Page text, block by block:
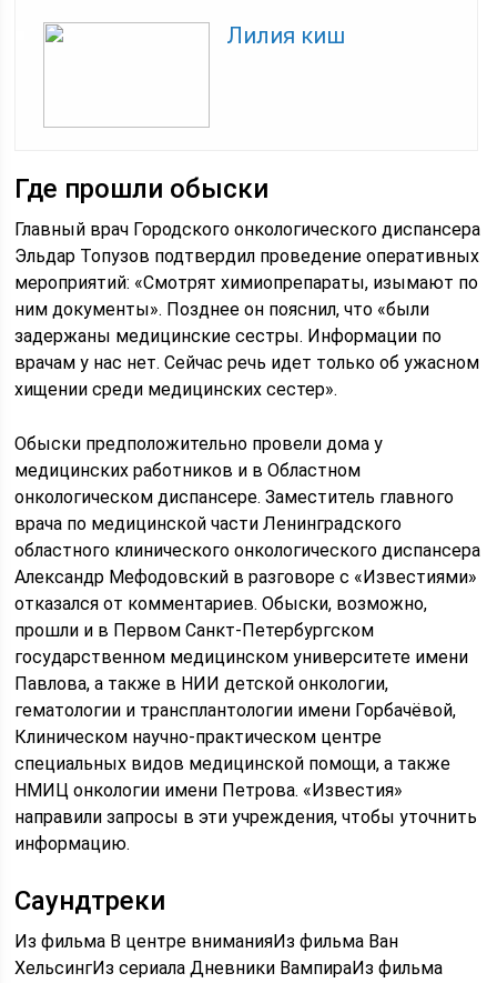
Лилия киш
Где прошли обыски
Главный врач Городского онкологического диспансера
Эльдар Топузов подтвердил проведение оперативных
мероприятий: «Смотрят химиопрепараты, изымают по
ним документы». Позднее он пояснил, что «были
задержаны медицинские сестры. Информации по
врачам у нас нет. Сейчас речь идет только об ужасном
хищении среди медицинских сестер».
Обыски предположительно провели дома у
медицинских работников и в Областном
онкологическом диспансере. Заместитель главного
врача по медицинской части Ленинградского
областного клинического онкологического диспансера
Александр Мефодовский в разговоре с «Известиями»
отказался от комментариев. Обыски, возможно,
прошли и в Первом Санкт-Петербургском
государственном медицинском университете имени
Павлова, а также в НИИ детской онкологии,
гематологии и трансплантологии имени Горбачёвой,
Клиническом научно-практическом центре
специальных видов медицинской помощи, а также
НМИЦ онкологии имени Петрова. «Известия»
направили запросы в эти учреждения, чтобы уточнить
информацию.
Саундтреки
Из фильма В центре вниманияИз фильма Ван
ХельсингИз сериала Дневники ВампираИз фильма